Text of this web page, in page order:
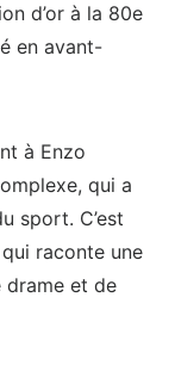
d’or à la 80e
en avant-
à Enzo
qui a
sport. C’est
raconte une
drame et de